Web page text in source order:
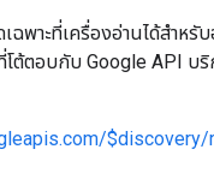
ฉพาะที่เครื่องอ่านได้สำหรั
ต้ตอบกับ Google API บริ
$discovery/